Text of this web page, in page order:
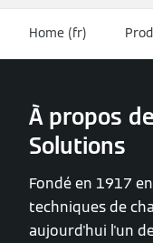
Home (fr)
À propos
Solutions
Fondé en 1917
techniques de
aujourd'hui l'un